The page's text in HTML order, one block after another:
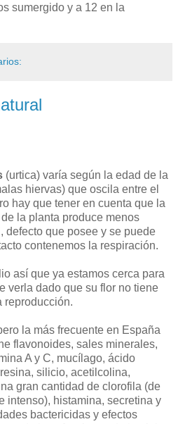
sumergido y a 12 en la
(urtica) varía según la edad de la
hiervas) que oscila entre el
hay que tener en cuenta que la
la planta produce menos
defecto que posee y se puede
contenemos la respiración.
así que ya estamos cerca para
verla dado que su flor no tiene
reproducción.
la más frecuente en España
flavonoides, sales minerales,
A y C, mucílago, ácido
silicio, acetilcolina,
gran cantidad de clorofila (de
intenso), histamina, secretina y
bactericidas y efectos